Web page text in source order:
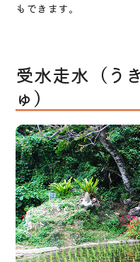
もできます。
受水走水（う
ゅ）